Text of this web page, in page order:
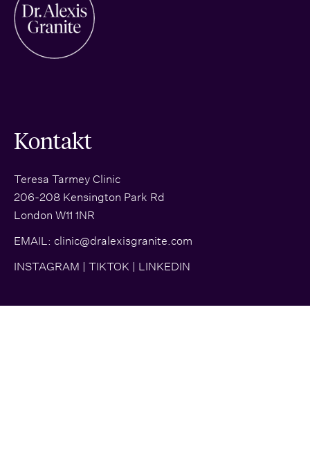
Kontakt
Teresa Tarmey Clinic
206-208 Kensington Park Rd
London W11 1NR
EMAIL: clinic@dralexisgranite.com
INSTAGRAM | TIKTOK | LINKEDIN